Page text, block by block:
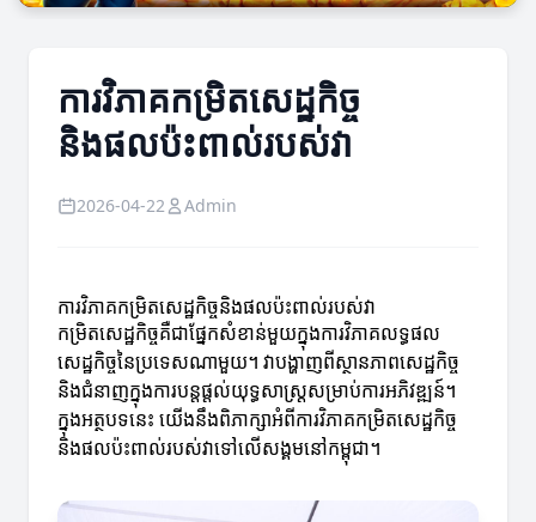
ការវិភាគកម្រិតសេដ្ឋកិច្ច
និងផលប៉ះពាល់របស់វា
2026-04-22 Admin
ការវិភាគកម្រិតសេដ្ឋកិច្ចនិងផលប៉ះពាល់របស់វា
កម្រិតសេដ្ឋកិច្ចគឺជាផ្នែកសំខាន់មួយក្នុងការវិភាគលទ្ធផល
សេដ្ឋកិច្ចនៃប្រទេសណាមួយ។ វាបង្ហាញពីស្ថានភាពសេដ្ឋកិច្ច
និងជំនាញក្នុងការបន្តផ្តល់យុទ្ធសាស្រ្តសម្រាប់ការអភិវឌ្ឍន៍។
ក្នុងអត្ថបទនេះ យើងនឹងពិភាក្សាអំពីការវិភាគកម្រិតសេដ្ឋកិច្ច
និងផលប៉ះពាល់របស់វាទៅលើសង្គមនៅកម្ពុជា។